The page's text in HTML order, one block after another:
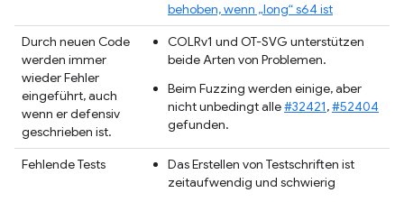
behoben, wenn „long“ s64 ist
Durch neuen Code
werden immer
wieder Fehler
eingeführt, auch
wenn er defensiv
geschrieben ist.
COLRv1 und OT-SVG unterstützen
beide Arten von Problemen.
Beim Fuzzing werden einige, aber
nicht unbedingt alle#32421,#52404
gefunden.
Fehlende Tests
Das Erstellen von Testschriften ist
zeitaufwendig und schwierig